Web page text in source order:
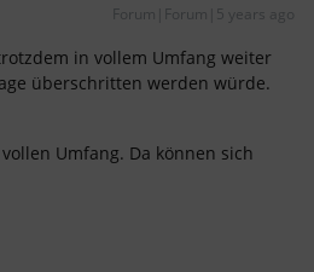
Forum|Forum|5 years ago
in vollem Umfang weiter
überschritten werden würde.
Umfang. Da können sich